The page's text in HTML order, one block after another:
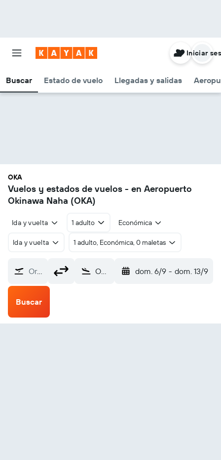
Buscar Estado de vuelo Llegadas y salidas
Iniciar
OKA
Vuelos y estados de vuelos - en Aeropuerto
Okinawa Naha (OKA)
Ida y vuelta 1 adulto Económica
Ida y vuelta 1 adulto, Económica, 0 maletas
Origen Okinawa Naha (OKA) dom. 6/9 - dom. 13/9
Buscar